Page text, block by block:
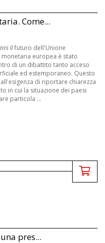
Come...
il futuro dell'Unione
monetaria europea è stato
di un dibattito tanto acceso
ed estemporaneo. Questo
di riportare chiarezza
in cui la situazione dei paesi
particola ...
pres...